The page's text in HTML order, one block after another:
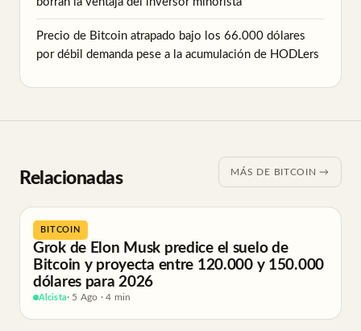
Precio de Bitcoin atrapado bajo los 66.000 dólares
por débil demanda pese a la acumulación de HODLers
Relacionadas MÁS DE BITCOIN →
BITCOIN
Grok de Elon Musk predice el suelo de
Bitcoin y proyecta entre 120.000 y 150.000
dólares para 2026
Alcista· 5 Ago · 4 min